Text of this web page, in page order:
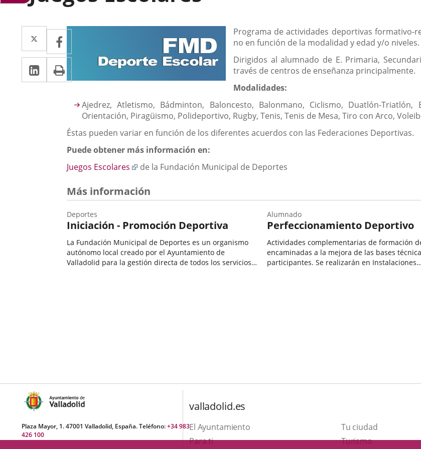
Twitter
Enlace
a
una
aplicación
externa.
a
una
externa.
LinkedIn
Enlace
a
aplicación
externa.
Imprimir
Descripción
Programa de actividades deportivas
no en función de la modalidad y edad y/o niveles.
Dirigidos al alumnado de E. Primaria,
través de centros de enseñanza principalmente.
Modalidades:
Ajedrez, Atletismo, Bádminton, Baloncesto, Balonmano, Ciclismo, Duatlón-Triatlón,
Orientación, Piragüismo, Polideportivo, Rugby, Tenis, Tenis de Mesa, Tiro con Arco,
Éstas pueden variar en función de los diferentes acuerdos con las Federaciones Deportivas.
Puede obtener más información en:
Juegos Escolares
Enlace
una
aplicación
de la Fundación Municipal de Deportes
Más información
Iniciación - Promoción Deportiva
La Fundación Municipal de Deportes es un organismo
autónomo local creado por el Ayuntamiento de
Valladolid para la gestión directa de todos los servicios
Deportes
Perfeccionamiento Deportivo
Actividades complementarias de formación
encaminadas a la mejora de las bases
participantes. Se realizarán en Instalaciones
Alumnado
Plaza Mayor, 1. 47001 Valladolid, España. Teléfono:+34 983
426 100
valladolid.es
El Ayuntamiento
Tu ciudad
Para ti
TurismoEste